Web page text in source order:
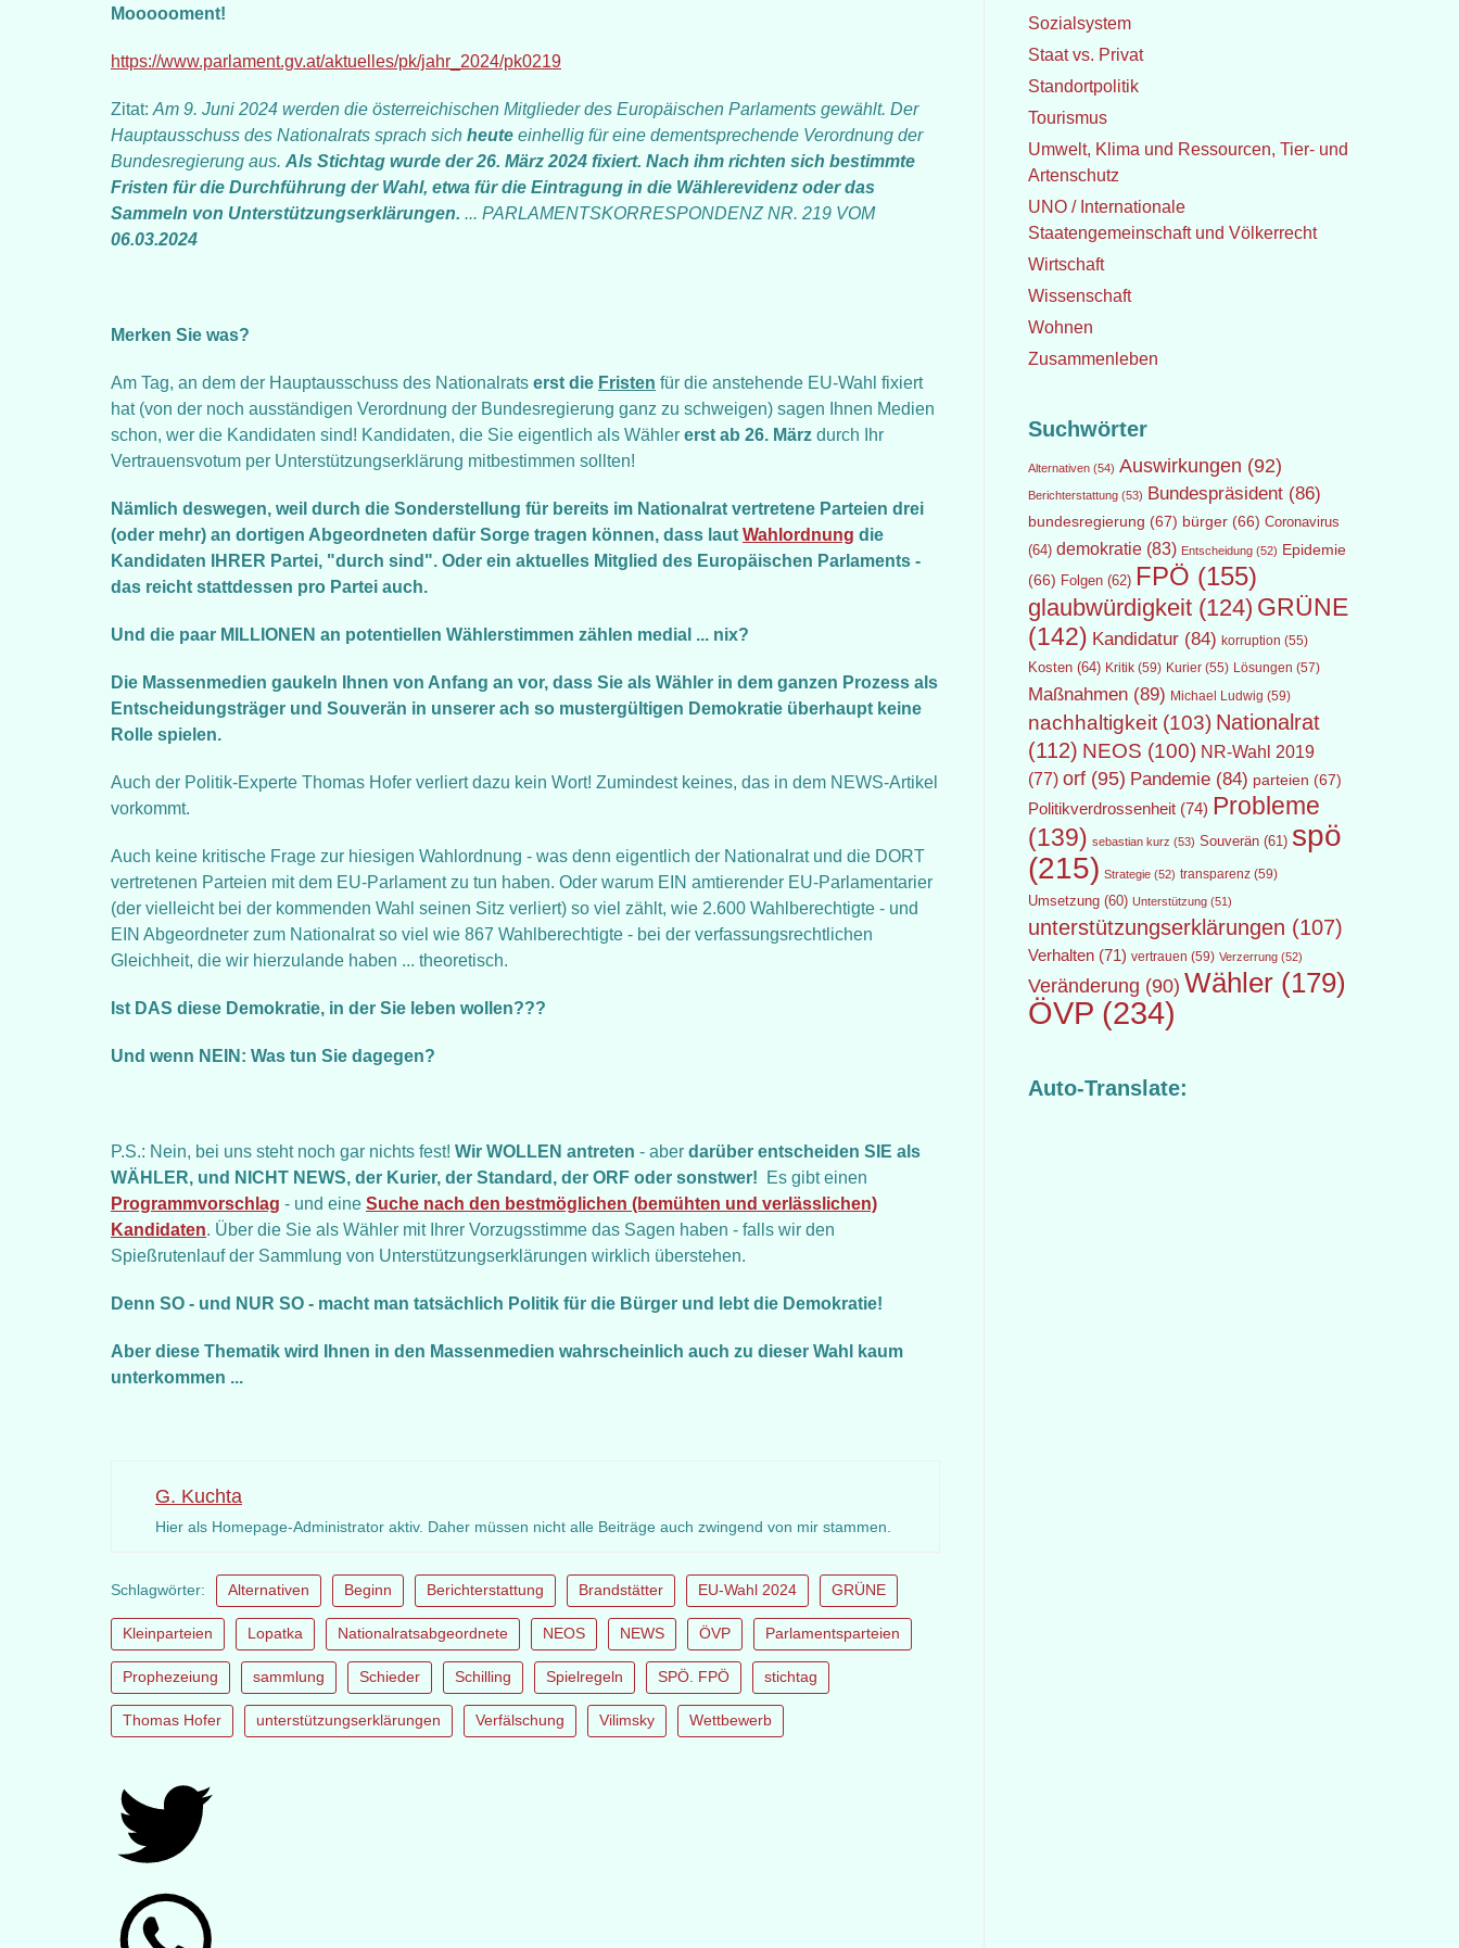
Moooooment!
https://www.parlament.gv.at/aktuelles/pk/jahr_2024/pk0219
Zitat: Am 9. Juni 2024 werden die österreichischen Mitglieder des Europäischen Parlaments gewählt. Der
Hauptausschuss des Nationalrats sprach sich heute einhellig für eine dementsprechende Verordnung der
Bundesregierung aus. Als Stichtag wurde der 26. März 2024 fixiert. Nach ihm richten sich bestimmte
Fristen für die Durchführung der Wahl, etwa für die Eintragung in die Wählerevidenz oder das
Sammeln von Unterstützungserklärungen. ... PARLAMENTSKORRESPONDENZ NR. 219 VOM
06.03.2024
Merken Sie was?
Am Tag, an dem der Hauptausschuss des Nationalrats erst die Fristen für die anstehende EU-Wahl fixiert
hat (von der noch ausständigen Verordnung der Bundesregierung ganz zu schweigen) sagen Ihnen Medien
schon, wer die Kandidaten sind! Kandidaten, die Sie eigentlich als Wähler erst ab 26. März durch Ihr
Vertrauensvotum per Unterstützungserklärung mitbestimmen sollten!
Nämlich deswegen, weil durch die Sonderstellung für bereits im Nationalrat vertretene Parteien drei
(oder mehr) an dortigen Abgeordneten dafür Sorge tragen können, dass laut Wahlordnung die
Kandidaten IHRER Partei, "durch sind". Oder ein aktuelles Mitglied des Europäischen Parlaments -
das reicht stattdessen pro Partei auch.
Und die paar MILLIONEN an potentiellen Wählerstimmen zählen medial ... nix?
Die Massenmedien gaukeln Ihnen von Anfang an vor, dass Sie als Wähler in dem ganzen Prozess als
Entscheidungsträger und Souverän in unserer ach so mustergültigen Demokratie überhaupt keine
Rolle spielen.
Auch der Politik-Experte Thomas Hofer verliert dazu kein Wort! Zumindest keines, das in dem NEWS-Artikel
vorkommt.
Auch keine kritische Frage zur hiesigen Wahlordnung - was denn eigentlich der Nationalrat und die DORT
vertretenen Parteien mit dem EU-Parlament zu tun haben. Oder warum EIN amtierender EU-Parlamentarier
(der vielleicht bei der kommenden Wahl seinen Sitz verliert) so viel zählt, wie 2.600 Wahlberechtigte - und
EIN Abgeordneter zum Nationalrat so viel wie 867 Wahlberechtigte - bei der verfassungsrechtlichen
Gleichheit, die wir hierzulande haben ... theoretisch.
Ist DAS diese Demokratie, in der Sie leben wollen???
Und wenn NEIN: Was tun Sie dagegen?
P.S.: Nein, bei uns steht noch gar nichts fest! Wir WOLLEN antreten - aber darüber entscheiden SIE als
WÄHLER, und NICHT NEWS, der Kurier, der Standard, der ORF oder sonstwer! Es gibt einen
Programmvorschlag - und eine Suche nach den bestmöglichen (bemühten und verlässlichen)
Kandidaten. Über die Sie als Wähler mit Ihrer Vorzugsstimme das Sagen haben - falls wir den
Spießrutenlauf der Sammlung von Unterstützungserklärungen wirklich überstehen.
Denn SO - und NUR SO - macht man tatsächlich Politik für die Bürger und lebt die Demokratie!
Aber diese Thematik wird Ihnen in den Massenmedien wahrscheinlich auch zu dieser Wahl kaum
unterkommen ...
G. Kuchta
Hier als Homepage-Administrator aktiv. Daher müssen nicht alle Beiträge auch zwingend von mir stammen.
Schlagwörter: Alternativen Beginn Berichterstattung Brandstätter EU-Wahl 2024 GRÜNE
Kleinparteien Lopatka Nationalratsabgeordnete NEOS NEWS ÖVP Parlamentsparteien
Prophezeiung sammlung Schieder Schilling Spielregeln SPÖ. FPÖ stichtag
Thomas Hofer unterstützungserklärungen Verfälschung Vilimsky Wettbewerb
Sozialsystem
Staat vs. Privat
Standortpolitik
Tourismus
Umwelt, Klima und Ressourcen, Tier- und
Artenschutz
UNO / Internationale
Staatengemeinschaft und Völkerrecht
Wirtschaft
Wissenschaft
Wohnen
Zusammenleben
Suchwörter
Alternativen (54) Auswirkungen (92)
Berichterstattung (53) Bundespräsident (86)
bundesregierung (67) bürger (66) Coronavirus
(64) demokratie (83) Entscheidung (52) Epidemie
(66) Folgen (62) FPÖ (155)
glaubwürdigkeit (124) GRÜNE
(142) Kandidatur (84) korruption (55)
Kosten (64) Kritik (59) Kurier (55) Lösungen (57)
Maßnahmen (89) Michael Ludwig (59)
nachhaltigkeit (103) Nationalrat
(112) NEOS (100) NR-Wahl 2019
(77) orf (95) Pandemie (84) parteien (67)
Politikverdrossenheit (74) Probleme
(139) sebastian kurz (53) Souverän (61) spö
(215) Strategie (52) transparenz (59)
Umsetzung (60) Unterstützung (51)
unterstützungserklärungen (107)
Verhalten (71) vertrauen (59) Verzerrung (52)
Veränderung (90) Wähler (179)
ÖVP (234)
Auto-Translate: